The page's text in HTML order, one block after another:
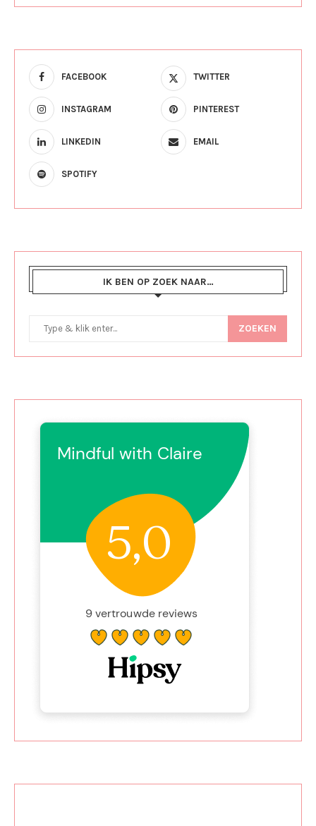
FACEBOOK TWITTER
INSTAGRAM PINTEREST
LINKEDIN EMAIL
SPOTIFY
IK BEN OP ZOEK NAAR…
ZOEKEN